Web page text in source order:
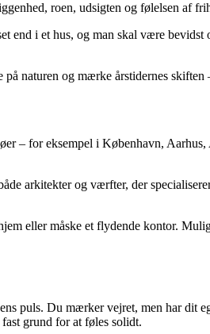
roen, udsigten og følelsen af
i et hus, og man skal være
naturen og mærke årstidernes
– for eksempel i København,
arkitekter og værfter, der
eller måske et flydende kontor.
puls. Du mærker vejret, men har dit
grund for at føles solidt.